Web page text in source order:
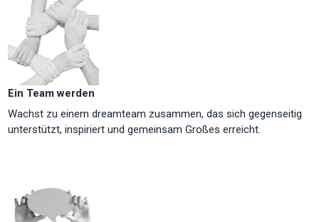
Ein Team werden
Wachst zu einem dreamteam zusammen, das sich gegenseitig
unterstützt, inspiriert und gemeinsam Großes erreicht.